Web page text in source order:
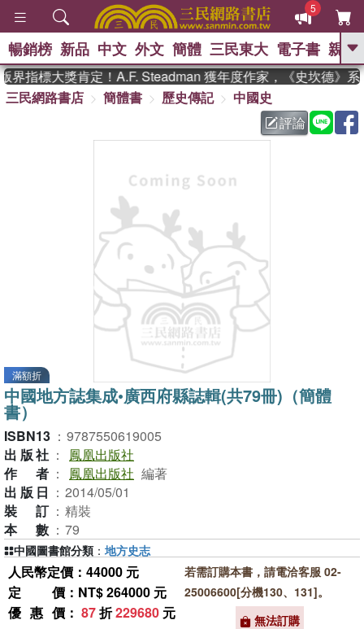
5
GO
熱搜： 東野圭吾 、 高希均教授回憶錄
父親節 、 如果歷
暑期推薦 、 國際布克
偉大的迷走神經
暢銷榜 新品 中文 外文 簡體 三民東大 電子書 親子
指標大獎肯定！A.F. Steadman 獲年度作家，《史坎德》系
三民網路書店
簡體書 歷史傳記
中國史
評論
滿額折
中國地方誌集成•廣西府縣誌輯(共79冊)（簡體
書）
ISBN13 ： 9787550619005
出版社 ：
鳳凰出版社
作者 ： 鳳凰出版社 編著
出版日 ： 2014/05/01
裝訂 ： 精裝
本數 ： 79
人民幣定價：44000 元
定價 ：NT$ 264000 元
優惠價 ： 87折229680 元
若需訂購本書，請電洽客服 02-
25006600[分機130、131]。
無法訂購
中國圖書館分類 ： 地方史志